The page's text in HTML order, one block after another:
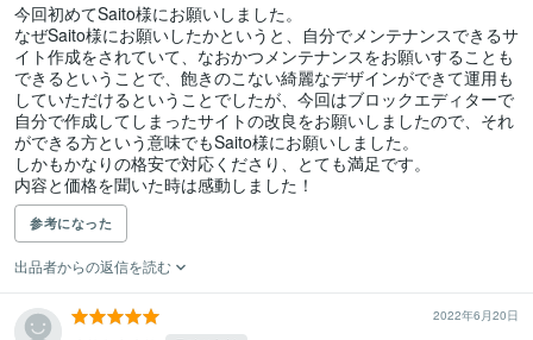
今回初めてSaito様にお願いしました。
なぜSaito様にお願いしたかというと、自分でメンテナンスできるサ
イト作成をされていて、なおかつメンテナンスをお願いすることも
できるということで、飽きのこない綺麗なデザインができて運用も
していただけるということでしたが、今回はブロックエディターで
自分で作成してしまったサイトの改良をお願いしましたので、それ
ができる方という意味でもSaito様にお願いしました。
しかもかなりの格安で対応くださり、とても満足です。
内容と価格を聞いた時は感動しました！
参考になった
出品者からの返信を読む
2022年6月20日